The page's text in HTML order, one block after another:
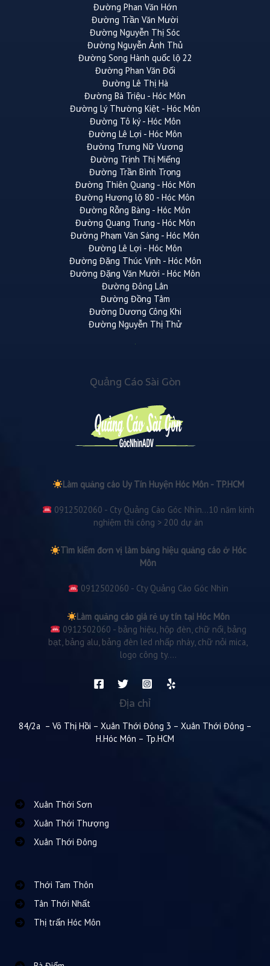
Đường Phan Văn Hớn
Đường Trần Văn Mười
Đường Nguyễn Thị Sóc
Đường Nguyễn Ảnh Thủ
Đường Song Hành quốc lộ 22
Đường Phan Văn Đối
Đường Lê Thị Hà
Đường Bà Triệu - Hóc Môn
Đường Lý Thường Kiệt - Hóc Môn
Đường Tô ký - Hóc Môn
Đường Lê Lợi - Hóc Môn
Đường Trưng Nữ Vương
Đường Trịnh Thị Miếng
Đường Trần Bình Trọng
Đường Thiên Quang - Hóc Môn
Đường Hương lộ 80 - Hóc Môn
Đường Rỗng Bàng - Hóc Môn
Đường Quang Trung - Hóc Môn
Đường Phạm Văn Sáng - Hóc Môn
Đường Lê Lợi - Hóc Môn
Đường Đặng Thúc Vịnh - Hóc Môn
Đường Đặng Văn Mười - Hóc Môn
Đường Đông Lân
Đường Đồng Tâm
Đường Dương Công Khi
Đường Nguyễn Thị Thử
Quảng Cáo Sài Gòn
Làm quảng cáo Uy Tín Huyện Hóc Môn - TP.HCM
0912502060 - Cty Quảng Cáo Góc Nhìn...10 năm kinh
nghiệm thi công > 200 dự án
Tìm kiếm đơn vị làm bảng hiệu quảng cáo ở Hóc
Môn
0912502060 - Cty Quảng Cáo Góc Nhìn
Làm quảng cáo giá rẻ uy tín tại Hóc Môn
0912502060 - bảng hiệu, hộp đèn, chữ nổi, bảng
bạt, bảng alu, bảng đèn led nhấp nháy, chữ nỏi mica,
logo công ty....
Địa chỉ
84/2a – Võ Thị Hồi – Xuân Thới Đông 3 – Xuân Thới Đông –
H.Hóc Môn – Tp.HCM
Xuân Thới Sơn
Xuân Thới Thượng
Xuân Thới Đông
Thới Tam Thôn
Tân Thới Nhất
Thị trấn Hóc Môn